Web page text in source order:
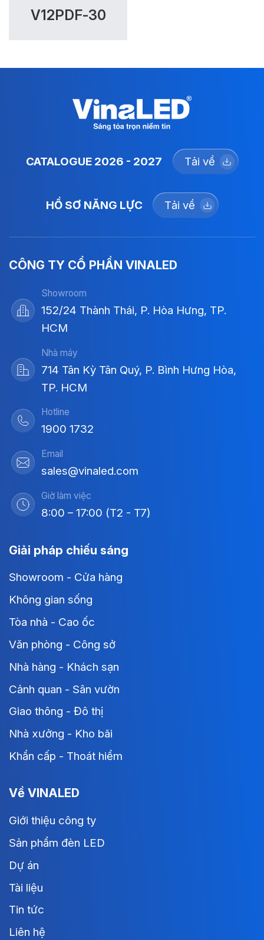
V12PDF-30
CATALOGUE 2026 - 2027 Tải về
HỒ SƠ NĂNG LỰC Tải về
CÔNG TY CỔ PHẦN VINALED
Showroom
152/24 Thành Thái, P. Hòa Hưng, TP.
HCM
Nhà máy
714 Tân Kỳ Tân Quý, P. Bình Hưng Hòa,
TP. HCM
Hotline
1900 1732
Email
sales@vinaled.com
Giờ làm việc
8:00 – 17:00 (T2 - T7)
Giải pháp chiếu sáng
Showroom - Cửa hàng
Không gian sống
Tòa nhà - Cao ốc
Văn phòng - Công sở
Nhà hàng - Khách sạn
Cảnh quan - Sân vườn
Giao thông - Đô thị
Nhà xưởng - Kho bãi
Khẩn cấp - Thoát hiểm
Về VINALED
Giới thiệu công ty
Sản phẩm đèn LED
Dự án
Tài liệu
Tin tức
Liên hệ